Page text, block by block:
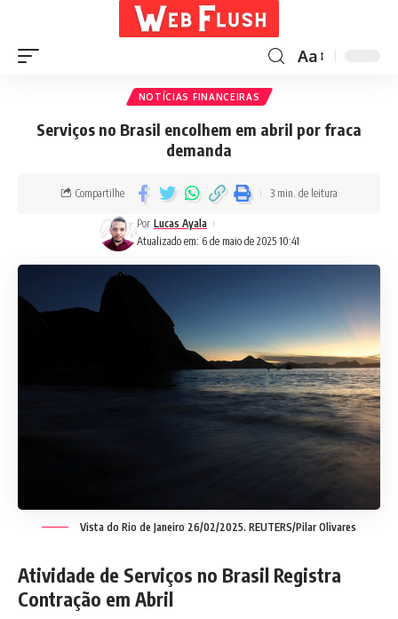
Aa
NOTÍCIAS FINANCEIRAS
Serviços no Brasil encolhem em abril por fraca
demanda
Atualizado em: 6 de maio de 2025 10:41
Por Lucas Ayala
Compartilhe 3 min. de leitura
Vista do Rio de Janeiro 26/02/2025. REUTERS/Pilar Olivares
Atividade de Serviços no Brasil Registra
Contração em Abril